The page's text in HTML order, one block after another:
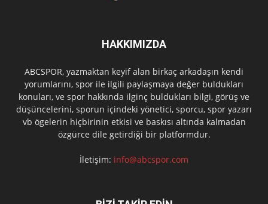
HAKKIMIZDA
ABCSPOR, yazmaktan keyif alan birkaç arkadaşın kendi
yorumlarını, spor ile ilgili paylaşmaya değer buldukları
konuları, ve spor hakkında ilginç buldukları bilgi, görüş ve
düşüncelerini, sporun içindeki yönetici, sporcu, spor yazarı
vb ögelerin hiçbirinin etkisi ve baskısı altında kalmadan
özgürce dile getirdiği bir platformdur.
İletişim: info@abcspor.com